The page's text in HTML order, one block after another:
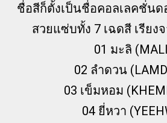
ชื่อสีก็ตั้งเป็นชื่อคอลเลคชั่นด
สวยแซ่บทั้ง 7 เฉดสี เรียง
01 มะลิ
02 ลำดวน
03 เข็มหอม
04 ยี่หวา